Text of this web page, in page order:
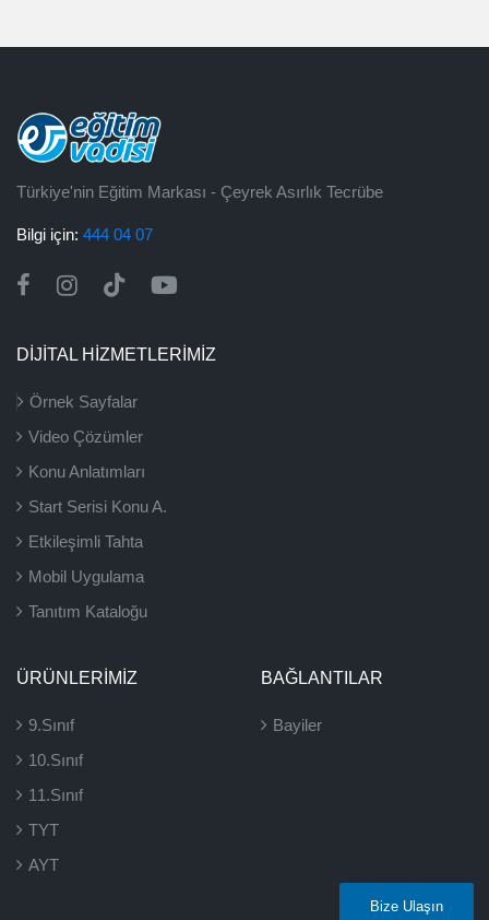
Türkiye'nin Eğitim Markası - Çeyrek Asırlık Tecrübe
Bilgi için: 444 04 07
DİJİTAL HİZMETLERİMİZ
Örnek Sayfalar
Video Çözümler
Konu Anlatımları
Start Serisi Konu A.
Etkileşimli Tahta
Mobil Uygulama
Tanıtım Kataloğu
ÜRÜNLERIMIZ
9.Sınıf
10.Sınıf
11.Sınıf
TYT
AYT
BAĞLANTILAR
Bayiler
Bize Ulaşın